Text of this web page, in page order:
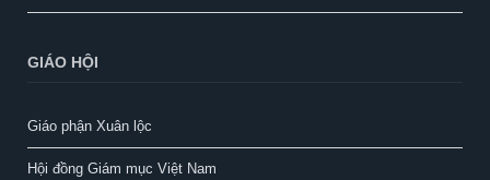
GIÁO HỘI
Giáo phận Xuân lộc
Hội đồng Giám mục Việt Nam